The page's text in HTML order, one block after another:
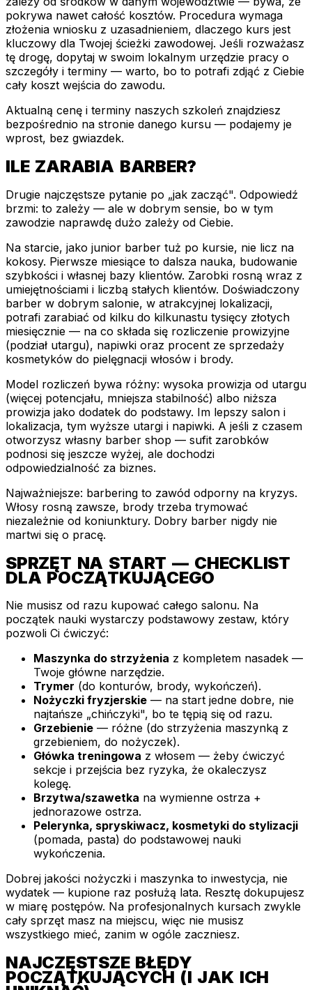
pokrywa nawet całość kosztów. Procedura wymaga
złożenia wniosku z uzasadnieniem, dlaczego kurs jest
kluczowy dla Twojej ścieżki zawodowej. Jeśli rozważasz
tę drogę, dopytaj w swoim lokalnym urzędzie pracy o
szczegóły i terminy — warto, bo to potrafi zdjąć z Ciebie
cały koszt wejścia do zawodu.
Aktualną cenę i terminy naszych szkoleń znajdziesz
bezpośrednio na stronie danego kursu — podajemy je
wprost, bez gwiazdek.
ILE ZARABIA BARBER?
Drugie najczęstsze pytanie po „jak zacząć". Odpowiedź
brzmi: to zależy — ale w dobrym sensie, bo w tym
zawodzie naprawdę dużo zależy od Ciebie.
Na starcie, jako junior barber tuż po kursie, nie licz na
kokosy. Pierwsze miesiące to dalsza nauka, budowanie
szybkości i własnej bazy klientów. Zarobki rosną wraz z
umiejętnościami i liczbą stałych klientów. Doświadczony
barber w dobrym salonie, w atrakcyjnej lokalizacji,
potrafi zarabiać od kilku do kilkunastu tysięcy złotych
miesięcznie — na co składa się rozliczenie prowizyjne
(podział utargu), napiwki oraz procent ze sprzedaży
kosmetyków do pielęgnacji włosów i brody.
Model rozliczeń bywa różny: wysoka prowizja od utargu
(więcej potencjału, mniejsza stabilność) albo niższa
prowizja jako dodatek do podstawy. Im lepszy salon i
lokalizacja, tym wyższe utargi i napiwki. A jeśli z czasem
otworzysz własny barber shop — sufit zarobków
podnosi się jeszcze wyżej, ale dochodzi
odpowiedzialność za biznes.
Najważniejsze: barbering to zawód odporny na kryzys.
Włosy rosną zawsze, brody trzeba trymować
niezależnie od koniunktury. Dobry barber nigdy nie
martwi się o pracę.
SPRZĘT NA START — CHECKLIST
DLA POCZĄTKUJĄCEGO
Nie musisz od razu kupować całego salonu. Na
początek nauki wystarczy podstawowy zestaw, który
pozwoli Ci ćwiczyć:
Maszynka do strzyżenia z kompletem nasadek —
Twoje główne narzędzie.
Trymer (do konturów, brody, wykończeń).
Nożyczki fryzjerskie — na start jedne dobre, nie
najtańsze „chińczyki", bo te tępią się od razu.
Grzebienie — różne (do strzyżenia maszynką z
grzebieniem, do nożyczek).
Główka treningowa z włosem — żeby ćwiczyć
sekcje i przejścia bez ryzyka, że okaleczysz
kolegę.
Brzytwa/szawetka na wymienne ostrza +
jednorazowe ostrza.
Pelerynka, spryskiwacz, kosmetyki do stylizacji
(pomada, pasta) do podstawowej nauki
wykończenia.
Dobrej jakości nożyczki i maszynka to inwestycja, nie
wydatek — kupione raz posłużą lata. Resztę dokupujesz
w miarę postępów. Na profesjonalnych kursach zwykle
cały sprzęt masz na miejscu, więc nie musisz
wszystkiego mieć, zanim w ogóle zaczniesz.
NAJCZĘSTSZE BŁĘDY
POCZĄTKUJĄCYCH (I JAK ICH